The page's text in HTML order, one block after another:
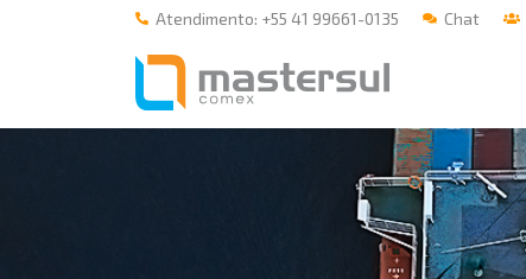
Atendimento: +55 41 99661-0135 Chat